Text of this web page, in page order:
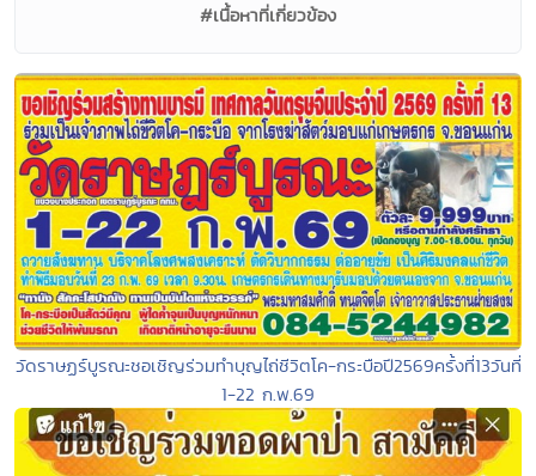
#เนื้อหาที่เกี่ยวข้อง
วัดราษฏร์บูรณะชอเชิญร่วมทำบุญไถ่ชีวิตโค-กระบือปี2569ครั้งที่13วันที่
1-22 ก.พ.69